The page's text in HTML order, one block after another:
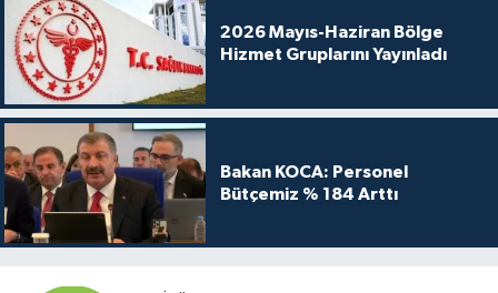
2026 Mayıs-Haziran Bölge
Hizmet Gruplarını Yayınladı
Bakan KOCA: Personel
Bütçemiz % 184 Arttı